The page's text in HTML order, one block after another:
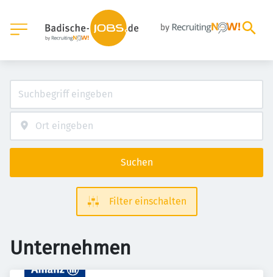
Suchen
Filter einschalten
Unternehmen